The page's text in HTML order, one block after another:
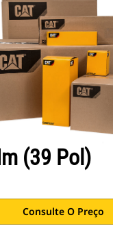
(39 Pol)
Consulte O Preço